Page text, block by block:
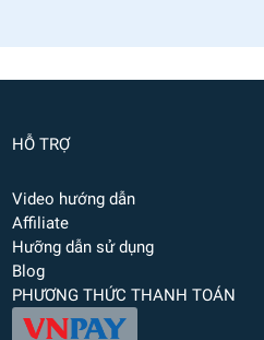
HỖ TRỢ
Video hướng dẫn
Affiliate
Hưỡng dẫn sử dụng
Blog
PHƯƠNG THỨC THANH TOÁN